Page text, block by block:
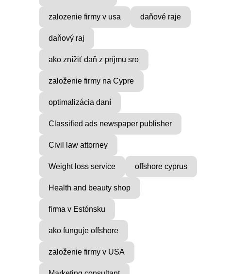
zalozenie firmy v usa daňové raje
daňový raj
ako znížiť daň z príjmu sro
založenie firmy na Cypre
optimalizácia daní
Classified ads newspaper publisher
Civil law attorney
Weight loss service offshore cyprus
Health and beauty shop
firma v Estónsku
ako funguje offshore
založenie firmy v USA